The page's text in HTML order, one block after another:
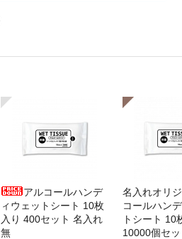
アルコールハンデ
ィウェットシート 10枚
入り 400セット 名入れ
無
名入れオリ
コールハン
トシート 10
10000個セ